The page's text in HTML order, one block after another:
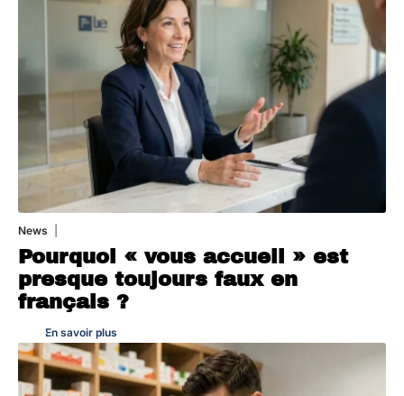
News
Pourquoi « vous accueil » est
presque toujours faux en
français ?
En savoir plus